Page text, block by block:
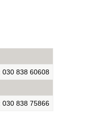
030 838 60608
030 838 75866